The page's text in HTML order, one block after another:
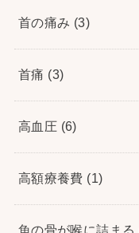
首の痛み (3)
首痛 (3)
高血圧 (6)
高額療養費 (1)
魚の骨が喉に詰まる